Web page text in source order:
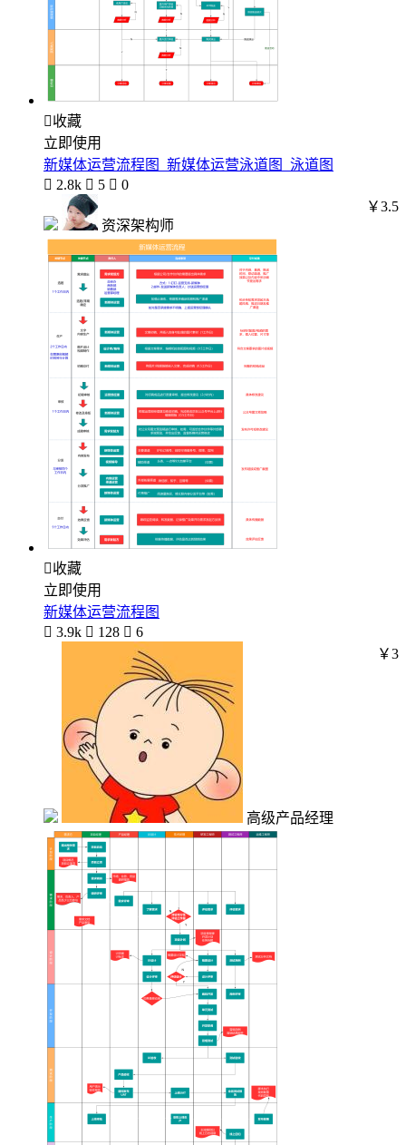
收藏
立即使用
新媒体运营流程图_新媒体运营泳道图_泳道图
 2.8k  5  0
资深架构师
￥3.5
收藏
立即使用
新媒体运营流程图
 3.9k  128  6
高级产品经理
￥3